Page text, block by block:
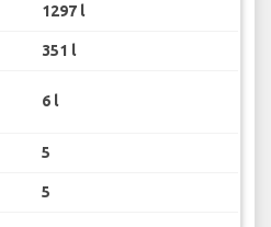
1297 l
351 l
6 l
5
5